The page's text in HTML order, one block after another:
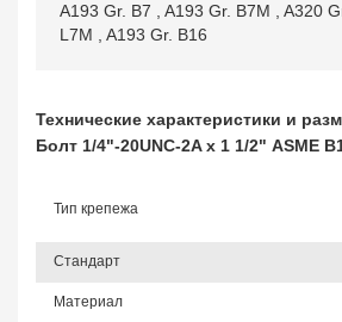
A193 Gr. B7
A193 Gr. B7M A320
L7M
A193 Gr. B16
Технические характеристики и
Болт 1/4"-20UNC-2A х 1 1/2" ASME
Тип крепежа
Стандарт
Материал